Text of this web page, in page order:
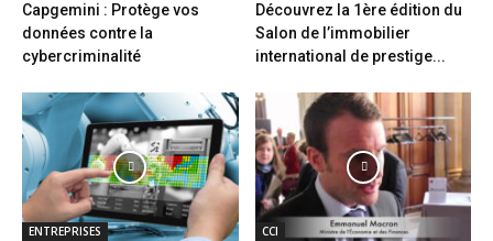
Capgemini : Protège vos
données contre la
cybercriminalité
Découvrez la 1ère édition du
Salon de l’immobilier
international de prestige...
ENTREPRISES CCI